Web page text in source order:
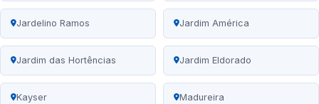
Jardelino Ramos Jardim América
Jardim das Hortências Jardim Eldorado
Kayser Madureira